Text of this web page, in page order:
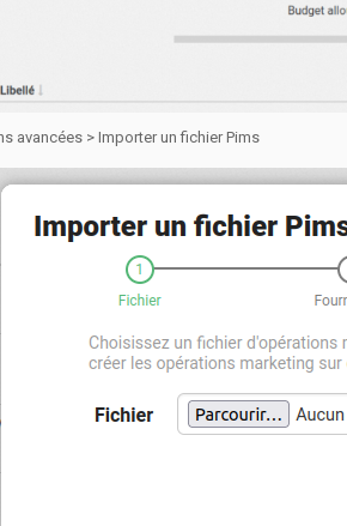
avancées > Importer un fichier Pims